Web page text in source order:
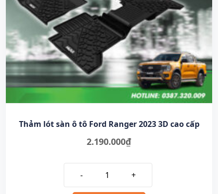
Thảm lót sàn ô tô Ford Ranger 2023 3D cao cấp
2.190.000₫
- +